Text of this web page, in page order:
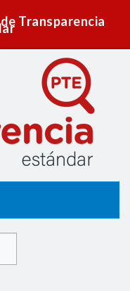
Transparencia